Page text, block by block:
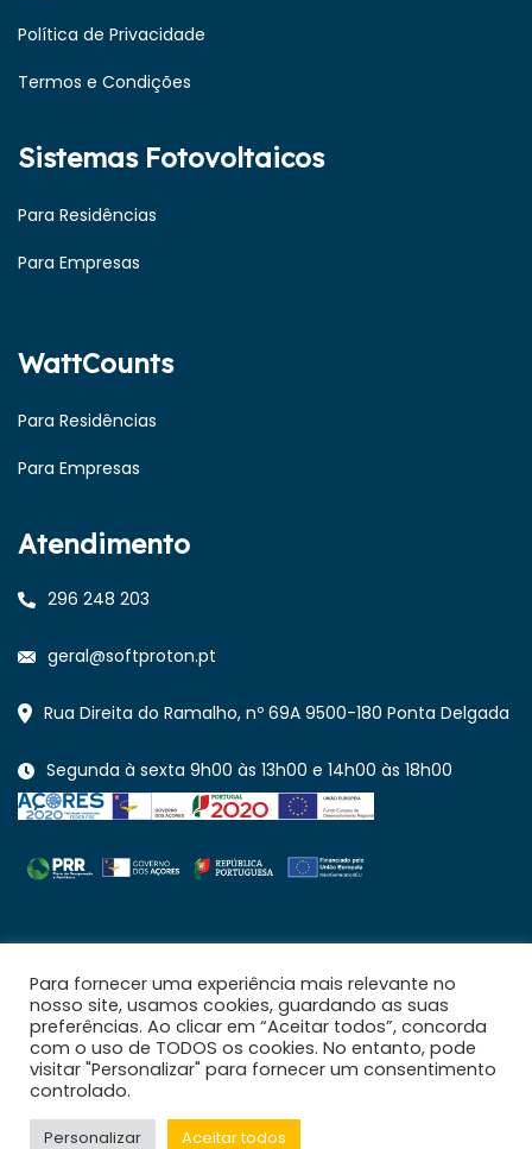
Política de Privacidade
Termos e Condições
Sistemas Fotovoltaicos
Para Residências
Para Empresas
WattCounts
Para Residências
Para Empresas
Atendimento
296 248 203
geral@softproton.pt
Rua Direita do Ramalho, nº 69A 9500-180 Ponta Delgada
Segunda à sexta 9h00 às 13h00 e 14h00 às 18h00
PROJECTO ACORES-03-0651-FEDER-100615
PROJETO N.º 13453
Para fornecer uma experiência mais relevante no
nosso site, usamos cookies, guardando as suas
preferências. Ao clicar em “Aceitar todos”, concorda
com o uso de TODOS os cookies. No entanto, pode
visitar "Personalizar" para fornecer um consentimento
controlado.
Personalizar Aceitar todos